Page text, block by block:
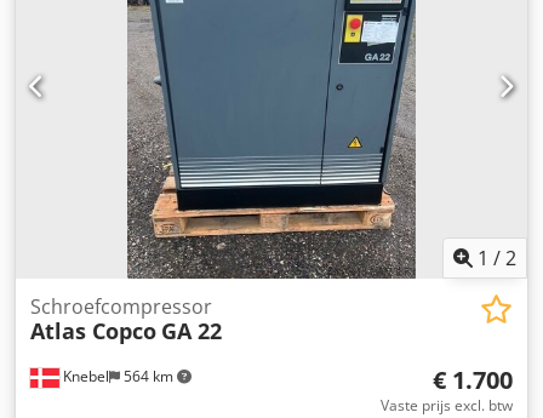
1 /2
Knebel 564 km
Schroefcompressor
Atlas Copco GA 22
€ 1.700
Vaste prijs excl. btw